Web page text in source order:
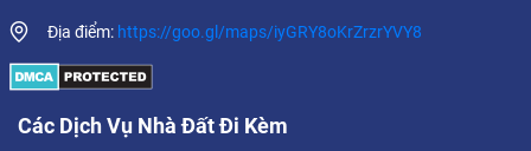
Địa điểm: https://goo.gl/maps/iyGRY8oKrZrzrYVY8
Các Dịch Vụ Nhà Đất Đi Kèm